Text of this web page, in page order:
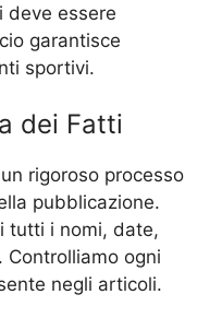
deve essere
garantisce
sportivi.
dei Fatti
rigoroso processo
pubblicazione.
tutti i nomi, date,
Controlliamo ogni
negli articoli.